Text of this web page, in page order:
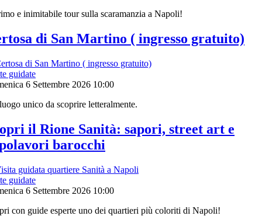
e inimitabile tour sulla scaramanzia a Napoli!
di San Martino ( ingresso gratuito)
guidate
6 Settembre 2026 10:00
unico da scoprire letteralmente.
il Rione Sanità: sapori, street art e
barocchi
guidate
6 Settembre 2026 10:00
con guide esperte uno dei quartieri più coloriti di Napoli!